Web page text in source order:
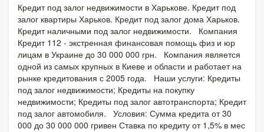
Кредит под залог недвижимости в Харькове. Кредит под
залог квартиры Харьков. Кредит под залог дома Харьков.
Кредит наличными под залог недвижимости. Компания
Кредит 112 - экстренная финансовая помощь физ и юр
лицам в Украине до 30 000 000 грн. Компания является
одной из самых крупных в Киеве и области и работает на
рынке кредитования с 2005 года. Наши услуги: Кредиты
под залог недвижимости; Кредиты на покупку
недвижимости; Кредиты под залог автотранспорта; Кредит
под залог автомобиля. Условия: Сумма кредита от 30
000 до 30 000 000 гривен Ставка по кредиту от 1,5% в мес